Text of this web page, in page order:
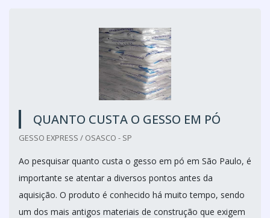
QUANTO CUSTA O GESSO EM PÓ
GESSO EXPRESS / OSASCO - SP
Ao pesquisar quanto custa o gesso em pó em São Paulo, é
importante se atentar a diversos pontos antes da
aquisição. O produto é conhecido há muito tempo, sendo
um dos mais antigos materiais de construção que exigem